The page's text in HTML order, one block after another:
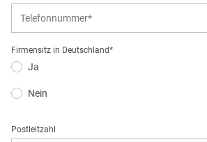
Firmensitz in Deutschland*
Ja
Nein
Postleitzahl